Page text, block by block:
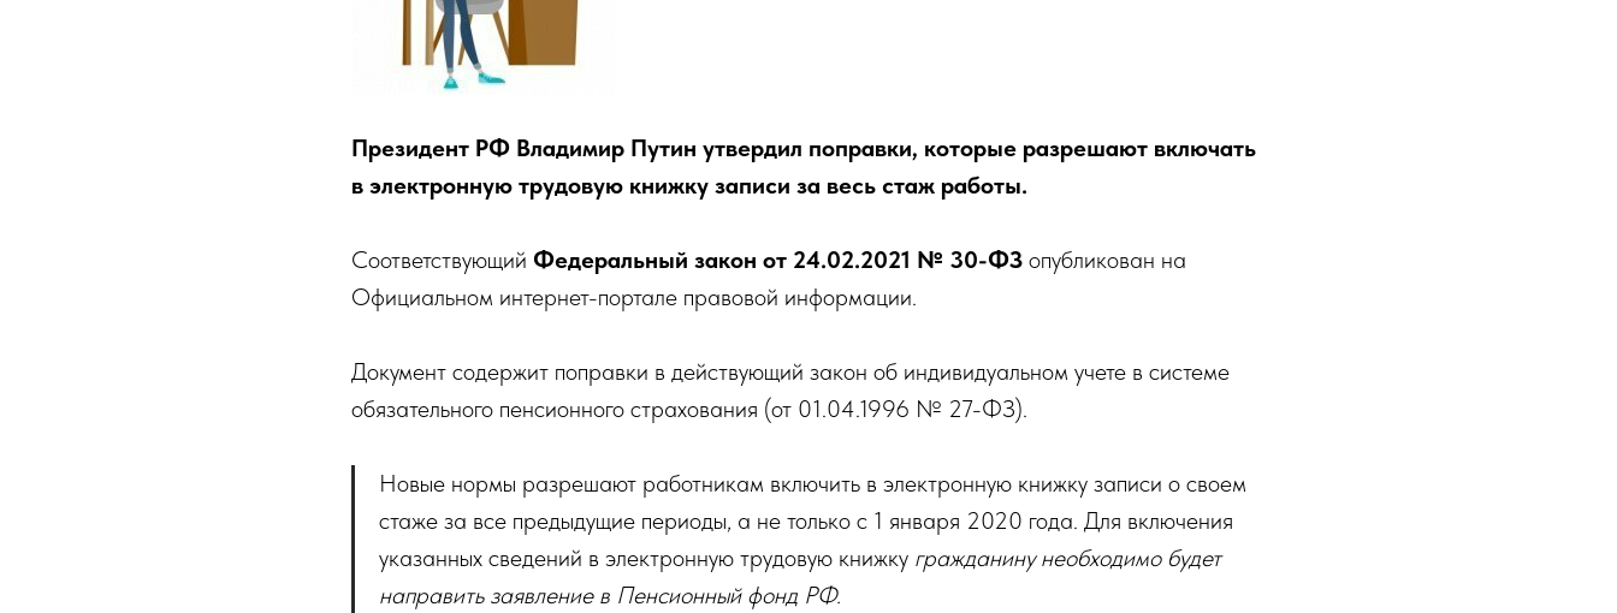
Президент РФ Владимир Путин утвердил поправки, которые разрешают включать
в электронную трудовую книжку записи за весь стаж работы.
Соответствующий Федеральный закон от 24.02.2021 № 30-ФЗ опубликован на
Официальном интернет-портале правовой информации.
Документ содержит поправки в действующий закон об индивидуальном учете в системе
обязательного пенсионного страхования (от 01.04.1996 № 27-ФЗ).
Новые нормы разрешают работникам включить в электронную книжку записи о своем
стаже за все предыдущие периоды, а не только с 1 января 2020 года. Для включения
указанных сведений в электронную трудовую книжку гражданину необходимо будет
направить заявление в Пенсионный фонд РФ.